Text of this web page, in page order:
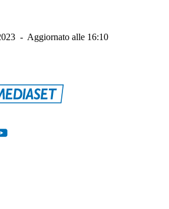
- Aggiornato alle 16:10